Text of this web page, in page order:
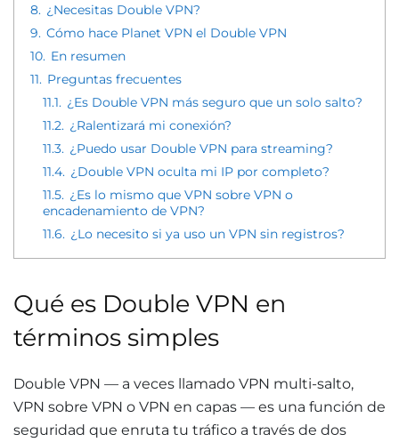
8. ¿Necesitas Double VPN?
9. Cómo hace Planet VPN el Double VPN
10. En resumen
11. Preguntas frecuentes
11.1. ¿Es Double VPN más seguro que un solo salto?
11.2. ¿Ralentizará mi conexión?
11.3. ¿Puedo usar Double VPN para streaming?
11.4. ¿Double VPN oculta mi IP por completo?
11.5. ¿Es lo mismo que VPN sobre VPN o
encadenamiento de VPN?
11.6. ¿Lo necesito si ya uso un VPN sin registros?
Qué es Double VPN en
términos simples
Double VPN — a veces llamado VPN multi-salto,
VPN sobre VPN o VPN en capas — es una función de
seguridad que enruta tu tráfico a través de dos